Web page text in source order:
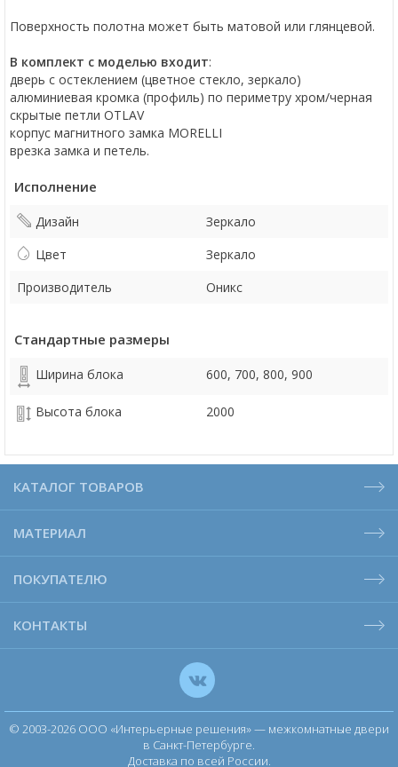
Поверхность полотна может быть матовой или глянцевой.
В комплект с моделью входит:
дверь с остеклением (цветное стекло, зеркало)
алюминиевая кромка (профиль) по периметру хром/черная
скрытые петли OTLAV
корпус магнитного замка MORELLI
врезка замка и петель.
Исполнение
Дизайн
Зеркало
Цвет
Зеркало
Производитель
Оникс
Стандартные размеры
Ширина блока 600, 700, 800, 900
Высота блока 2000
КАТАЛОГ ТОВАРОВ
МАТЕРИАЛ
ПОКУПАТЕЛЮ
КОНТАКТЫ
© 2003-2026 ООО «Интерьерные решения» — межкомнатные двери
в Санкт-Петербурге.
Доставка по всей России.